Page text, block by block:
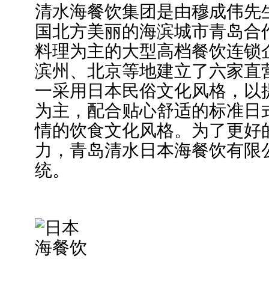
清水海餐饮集团是由穆成伟
国北方美丽的海滨城市青岛
料理为主的大型高档餐饮连
滨州、北京等地建立了六家
一采用日本民俗文化风格，
为主，配合贴心舒适的标准
情的饮食文化风格。为了更
力，青岛清水日本海餐饮有
统。